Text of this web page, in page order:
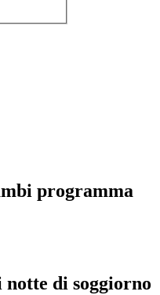
programma
di soggiorno